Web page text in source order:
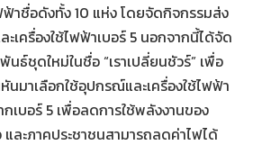
ฟ้าชื่อดังทั้ง 10 แห่ง โดยจัดกิจกรรมส่ง
เครื่องใช้ไฟฟ้าเบอร์ 5 นอกจากนี้ได้จัด
ธ์ชุดใหม่ในชื่อ “เราเปลี่ยนชัวร์” เพื่อ
นมาเลือกใช้อุปกรณ์และเครื่องใช้ไฟฟ้า
เบอร์ 5 เพื่อลดการใช้พลังงานของ
และภาคประชาชนสามารถลดค่าไฟได้